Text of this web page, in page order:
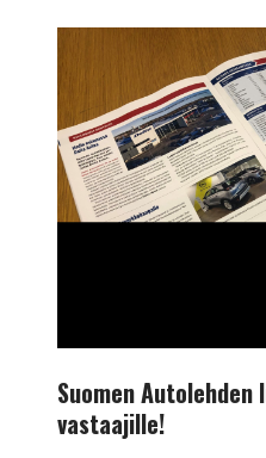
Autolehden
lukijatutkimus:
kiitos
vastaajille!
Suomen
vastaajille!